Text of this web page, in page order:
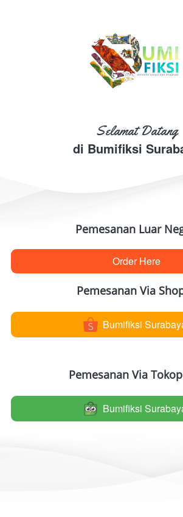
Selamat Datang
di Bumifiksi
Pemesanan Luar
`
Order Here
Pemesanan Via
` Bumifiksi
Pemesanan Via
` Bumifiksi